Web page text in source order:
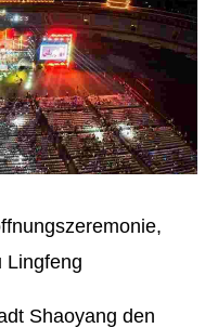
Lingfeng
Shaoyang den